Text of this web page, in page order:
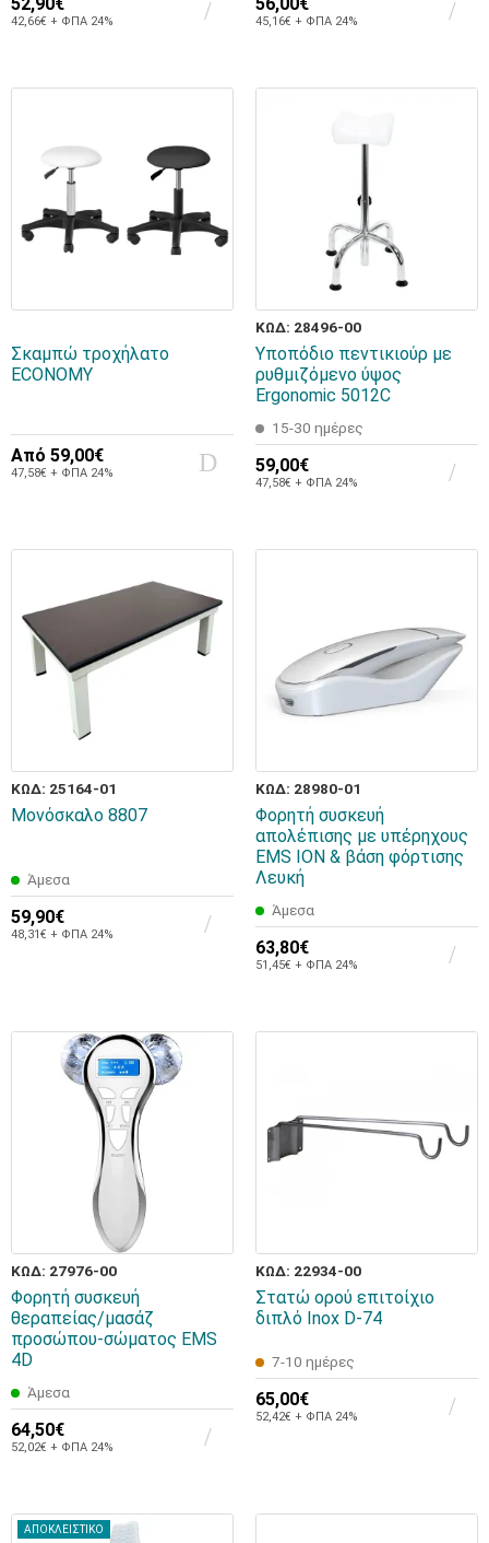
52,90€
42,66€ + ΦΠΑ 24%
56,00€
45,16€ + ΦΠΑ 24%
Σκαμπώ τροχήλατο
ECONOMY
Από 59,00€
47,58€ + ΦΠΑ 24%
ΚΩΔ: 28496-00
Υποπόδιο πεντικιούρ με
ρυθμιζόμενο ύψος
Ergonomic 5012C
15-30 ημέρες
59,00€
47,58€ + ΦΠΑ 24%
ΚΩΔ: 25164-01
Μονόσκαλο 8807
Άμεσα
59,90€
48,31€ + ΦΠΑ 24%
ΚΩΔ: 28980-01
Φορητή συσκευή
απολέπισης με υπέρηχους
EMS ION & βάση φόρτισης
Λευκή
Άμεσα
63,80€
51,45€ + ΦΠΑ 24%
ΚΩΔ: 27976-00
Φορητή συσκευή
θεραπείας/μασάζ
προσώπου-σώματος EMS
4D
Άμεσα
64,50€
52,02€ + ΦΠΑ 24%
ΚΩΔ: 22934-00
Στατώ ορού επιτοίχιο
διπλό Inox D-74
7-10 ημέρες
65,00€
52,42€ + ΦΠΑ 24%
ΑΠΟΚΛΕΙΣΤΙΚΟ